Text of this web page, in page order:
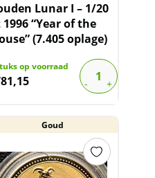
Lunar I – 1/20
1996 “Year of the
(7.405 oplage)
op voorraad
Goud